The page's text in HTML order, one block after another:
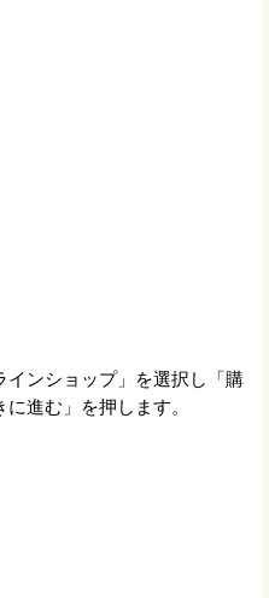
インショップ」を選択し「購
に進む」を押します。